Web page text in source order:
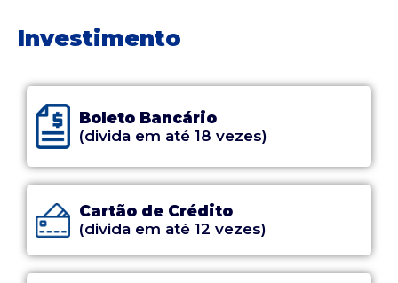
Investimento
Boleto Bancário
(divida em até 18 vezes)
Cartão de Crédito
(divida em até 12 vezes)